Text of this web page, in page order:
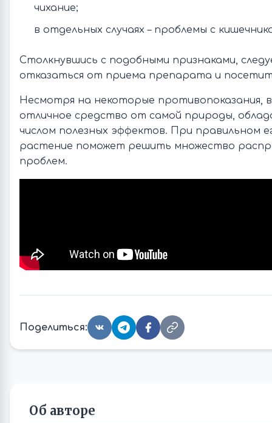
чихание;
в отдельных случаях – проблемы с
Столкнувшись с подобными признаками,
отказаться от приема препарата и
Несмотря на некоторые противопоказания, в
отличное средство от самой природы,
числом полезных эффектов. При правильном
растение поможет решить множество
проблем.
Поделиться:
Об авторе